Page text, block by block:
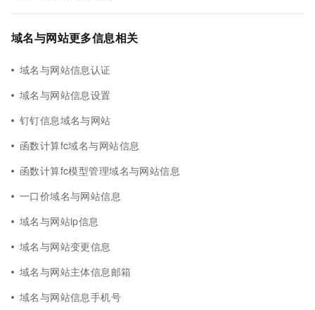
域名与网站更多信息相关
域名与网站信息认证
域名与网站信息设置
钉钉信息域名与网站
函数计算fc域名与网站信息
函数计算fc模型管理域名与网站信息
一口价域名与网站信息
域名与网站ip信息
域名与网站变更信息
域名与网站主体信息邮箱
域名与网站信息手机号